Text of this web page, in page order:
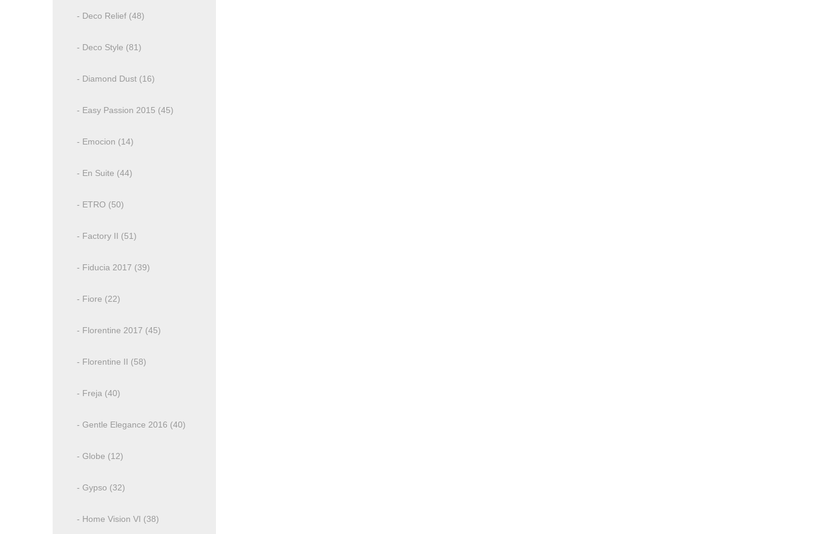
- Deco Relief (48)
- Deco Style (81)
- Diamond Dust (16)
- Easy Passion 2015 (45)
- Emocion (14)
- En Suite (44)
- ETRO (50)
- Factory II (51)
- Fiducia 2017 (39)
- Fiore (22)
- Florentine 2017 (45)
- Florentine II (58)
- Freja (40)
- Gentle Elegance 2016 (40)
- Globe (12)
- Gypso (32)
- Home Vision VI (38)